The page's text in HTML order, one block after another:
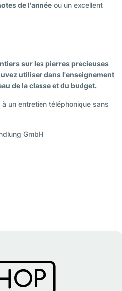
de l'année ou un excellent
sur les pierres précieuses
utiliser dans l'enseignement
de la classe et du budget.
un entretien téléphonique sans
GmbH